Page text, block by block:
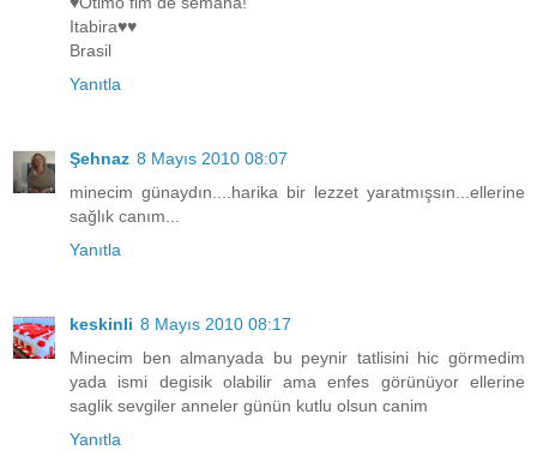
Itabira♥♥
Brasil
Yanıtla
Şehnaz 8 Mayıs 2010 08:07
minecim günaydın....harika bir lezzet yaratmışsın...ellerine
sağlık canım...
Yanıtla
keskinli 8 Mayıs 2010 08:17
Minecim ben almanyada bu peynir tatlisini hic görmedim
yada ismi degisik olabilir ama enfes görünüyor ellerine
saglik sevgiler anneler günün kutlu olsun canim
Yanıtla